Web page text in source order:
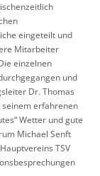
eingeteilt und
Mitarbeiter
einzelnen
und
Dr. Thomas
erfahrenen
Wetter und gute
Michael Senft
TSV